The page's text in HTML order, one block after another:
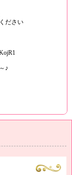
ださい
♪